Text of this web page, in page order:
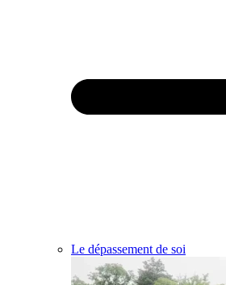
Le dépassement de soi